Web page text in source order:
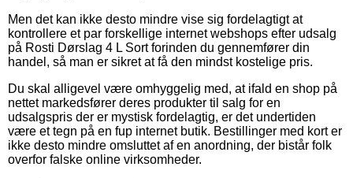
Men det kan ikke desto mindre vise sig fordelagtigt at
kontrollere et par forskellige internet webshops efter udsalg
på Rosti Dørslag 4 L Sort forinden du gennemfører din
handel, så man er sikret at få den mindst kostelige pris.
Du skal alligevel være omhyggelig med, at ifald en shop på
nettet markedsfører deres produkter til salg for en
udsalgspris der er mystisk fordelagtig, er det undertiden
være et tegn på en fup internet butik. Bestillinger med kort er
ikke desto mindre omsluttet af en anordning, der bistår folk
overfor falske online virksomheder.